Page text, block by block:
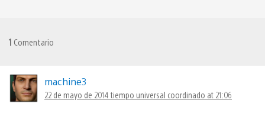
1 Comentario
machine3
22 de mayo de 2014 tiempo universal coordinado at 21:06